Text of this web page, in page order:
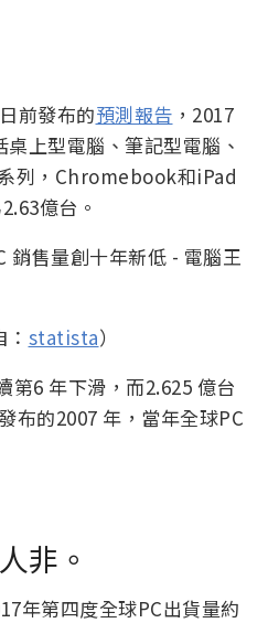
前發布的預測報告 ，2017
上型電腦、筆記型電腦、
列，Chromebook和iPad
億台。
statista）
第6 年下滑，而2.625 億台
布的2007 年，當年全球PC
非。
年第四度全球PC出貨量約